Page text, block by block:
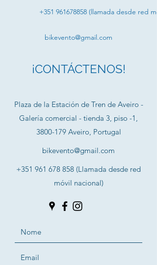
+351 961678858 (llamada desde red
bikevento@gmail.com
¡CONTÁCTENOS!
Plaza de la Estación de Tren de Aveiro -
Galería comercial - tienda 3, piso -1,
3800-179Aveiro, Portugal
bikevento@gmail.com
+351 961 678 858 (Llamada desde red
móvil nacional)